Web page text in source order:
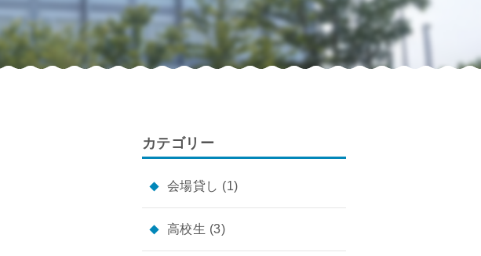
カテゴリー
会場貸し (1)
高校生 (3)